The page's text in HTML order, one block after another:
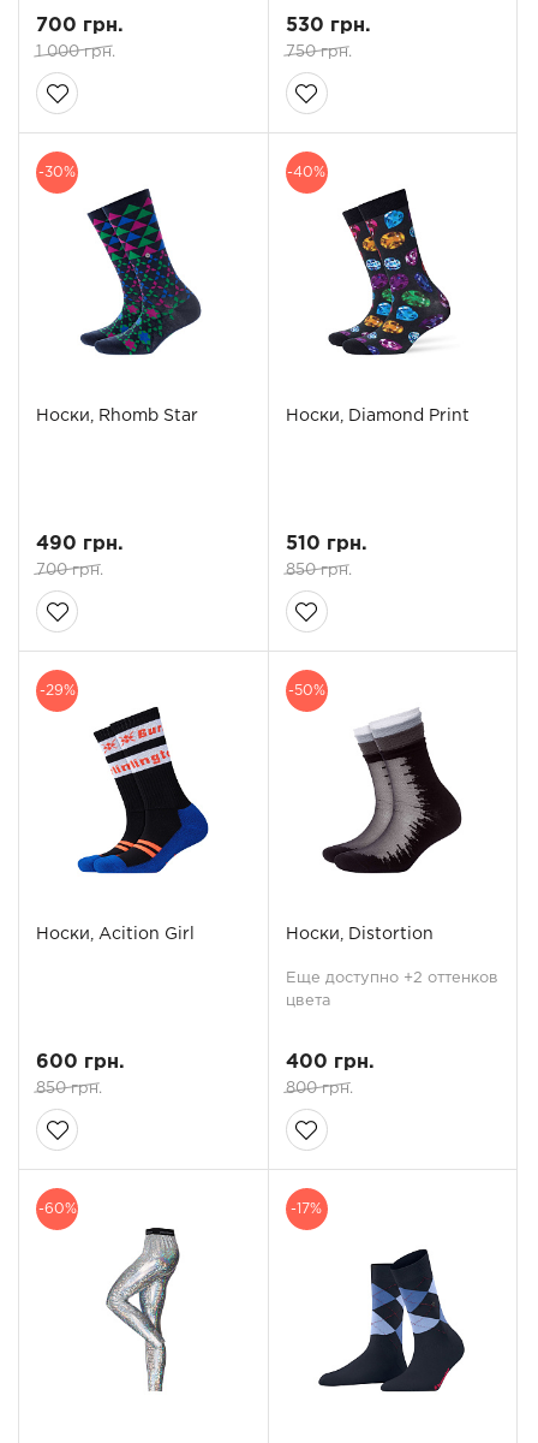
700 грн.
1 000 грн.
530 грн.
750 грн.
-30%
Носки, Rhomb Star
490 грн.
700 грн.
-40%
Носки, Diamond Print
510 грн.
850 грн.
-29%
Носки, Acition Girl
600 грн.
850 грн.
-50%
Носки, Distortion
Еще доступно +2 оттенков
цвета
400 грн.
800 грн.
-60% -17%